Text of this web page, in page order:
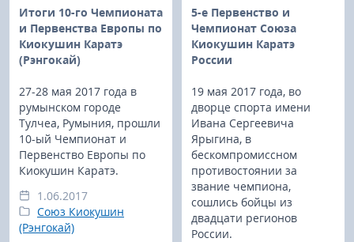
Итоги 10-го Чемпионата
и Первенства Европы по
Киокушин Каратэ
(Рэнгокай)
27-28 мая 2017 года в
румынском городе
Тулчеа, Румыния, прошли
10-ый Чемпионат и
Первенство Европы по
Киокушин Каратэ.
1.06.2017
Союз Киокушин
(Рэнгокай)
5-е Первенство и
Чемпионат Союза
Киокушин Каратэ
России
19 мая 2017 года, во
дворце спорта имени
Ивана Сергеевича
Ярыгина, в
бескомпромиссном
противостоянии за
звание чемпиона,
сошлись бойцы из
двадцати регионов
России.